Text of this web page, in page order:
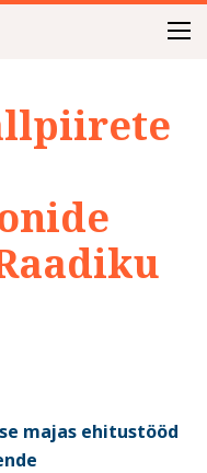
majas ehitustööd